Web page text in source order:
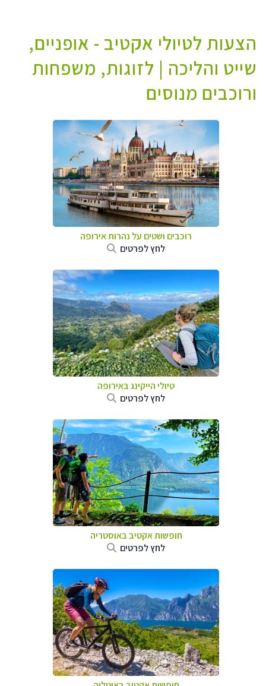
הצעות לטיולי אקטיב - אופניים,
שייט והליכה | לזוגות, משפחות
ורוכבים מנוסים
רוכבים ושטים על נהרות אירופה
לחץ לפרטים
טיולי הייקינג באירופה
לחץ לפרטים
חופשות אקטיב באוסטריה
לחץ לפרטים